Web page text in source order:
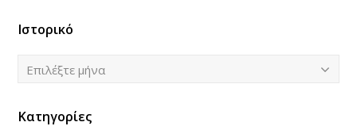
Ιστορικό
Ιστορικό
Επιλέξτε μήνα
Κατηγορίες